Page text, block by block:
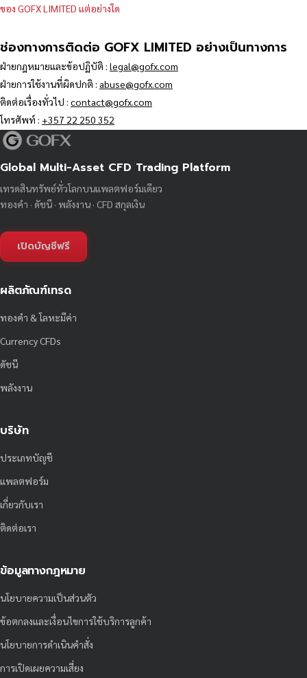
ของ GOFX LIMITED แต่อย่างใด
ช่องทางการติดต่อ GOFX LIMITED อย่างเป็นทางการ
ฝ่ายกฎหมายและข้อปฏิบัติ : legal@gofx.com
ฝ่ายการใช้งานที่ผิดปกติ : abuse@gofx.com
ติดต่อเรื่องทั่วไป : contact@gofx.com
โทรศัพท์ : +357 22 250 352
Global Multi-Asset CFD Trading Platform
เทรดสินทรัพย์ทั่วโลกบนแพลตฟอร์มเดียว
ทองคำ · ดัชนี · พลังงาน · CFD สกุลเงิน
เปิดบัญชีฟรี
ผลิตภัณฑ์เทรด
ทองคำ & โลหะมีค่า
Currency CFDs
ดัชนี
พลังงาน
บริษัท
ประเภทบัญชี
แพลตฟอร์ม
เกี่ยวกับเรา
ติดต่อเรา
ข้อมูลทางกฎหมาย
นโยบายความเป็นส่วนตัว
ข้อตกลงและเงื่อนไขการใช้บริการลูกค้า
นโยบายการดำเนินคำสั่ง
การเปิดเผยความเสี่ยง